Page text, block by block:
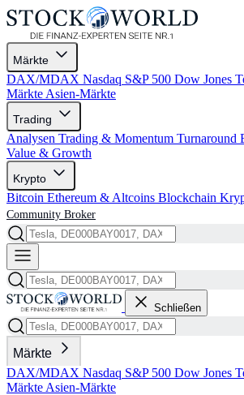
Märkte
DAX/MDAX Nasdaq S&P 500 Dow Jones
Märkte Asien-Märkte
Trading
Analysen Trading & Momentum Turnaround
Value & Growth
Krypto
Bitcoin Ethereum & Altcoins Blockchain
Community Broker
Schließen
Märkte
DAX/MDAX Nasdaq S&P 500 Dow Jones
Märkte Asien-Märkte